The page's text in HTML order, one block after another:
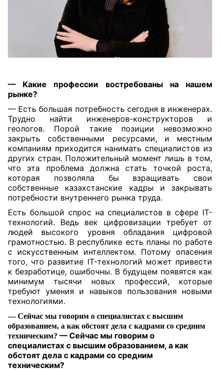
— Какие профессии востребованы на нашем
рынке?
— Есть большая потребность сегодня в инженерах.
Трудно найти инженеров-конструкторов и
геологов. Порой такие позиции невозможно
закрыть собственными ресурсами, и местным
компаниям приходится нанимать специалистов из
других стран. Положительный момент лишь в том,
что эта проблема должна стать точкой роста,
которая позволяла бы взращивать свои
собственные казахстанские кадры и закрывать
потребности внутреннего рынка труда.
Есть большой спрос на специалистов в сфере IT-
технологий. Ведь век цифровизации требует от
людей высокого уровня обладания цифровой
грамотностью. В республике есть планы по работе
с искусственным интеллектом. Потому опасения
того, что развитие IT-технологий может привести
к безработице, ошибочны. В будущем появятся как
минимум тысячи новых профессий, которые
требуют умения и навыков пользования новыми
технологиями.
— Сейчас мы говорим о специалистах с высшим
образованием, а как обстоят дела с кадрами со средним
техническим? — Сейчас мы говорим о
специалистах с высшим образованием, а как
обстоят дела с кадрами со средним
техническим?